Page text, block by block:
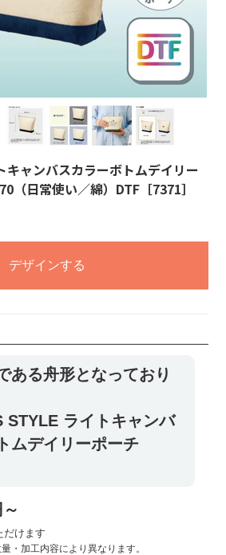
キャンバスカラーボトムデイリー
（日常使い／綿）DTF［7371］
デザインする
ある舟形となっており
STYLE ライトキャンバ
ムデイリーポーチ
だけます
・加工内容により異なります。